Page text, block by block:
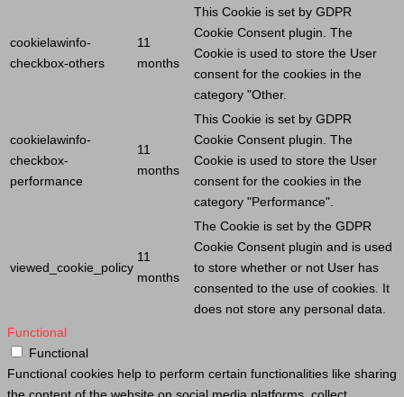
cookielawinfo-
checkbox-others
11
months
This Cookie is set by GDPR
Cookie Consent plugin. The
Cookie is used to store the User
consent for the cookies in the
category "Other.
cookielawinfo-
checkbox-
performance
11
months
This Cookie is set by GDPR
Cookie Consent plugin. The
Cookie is used to store the User
consent for the cookies in the
category "Performance".
viewed_cookie_policy
11
months
The Cookie is set by the GDPR
Cookie Consent plugin and is used
to store whether or not User has
consented to the use of cookies. It
does not store any personal data.
Functional
Functional
Functional cookies help to perform certain functionalities like sharing